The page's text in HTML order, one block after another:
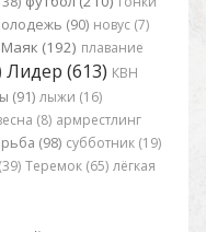
(90) новус (7)
Маяк (192) плавание
Лидер (613) КВН
(91) лыжи (16)
(8) армрестлинг
(98) субботник (19)
Теремок (65) лёгкая